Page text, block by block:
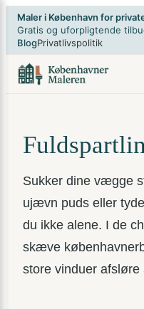
Spring
indhold
Maler i København for
Gratis og uforpligtende
BlogPrivatlivspolitik
Sukker dine vægge
ujævn puds eller
du ikke alene. I de
skæve
store vinduer